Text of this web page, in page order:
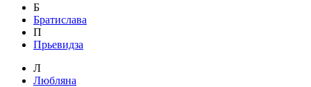
Б
Братислава
П
Прьевидза
Л
Любляна